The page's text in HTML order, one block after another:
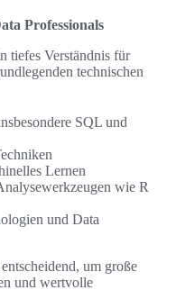
Professionals
tiefes Verständnis für
technischen
SQL und
Lernen
wie R
und Data
um große
und wertvolle